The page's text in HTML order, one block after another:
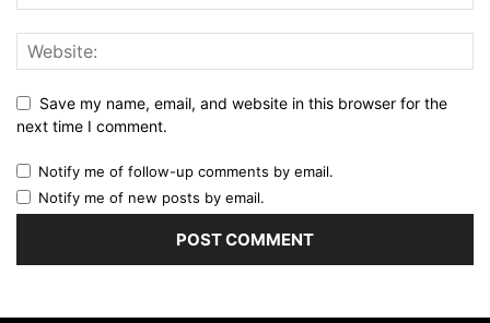
Save my name, email, and website in this browser for the
next time I comment.
Notify me of follow-up comments by email.
Notify me of new posts by email.